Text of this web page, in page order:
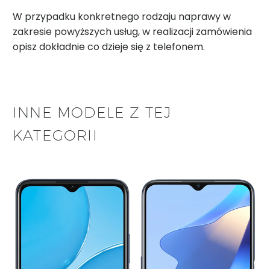
W przypadku konkretnego rodzaju naprawy w
zakresie powyższych usług, w realizacji zamówienia
opisz dokładnie co dzieje się z telefonem.
INNE MODELE Z TEJ
KATEGORII